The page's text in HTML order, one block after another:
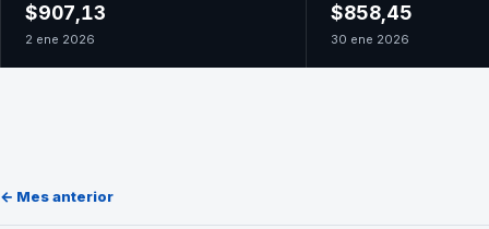
$907,13
2 ene 2026
$858,45
30 ene 2026
← Mes anterior